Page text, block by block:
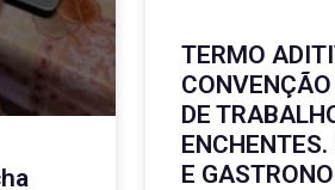
#representacao #uniao
TERMO
DE
E